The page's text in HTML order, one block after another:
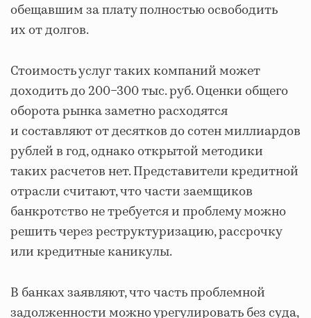
обещавшим за плату полностью освободить
их от долгов.
Стоимость услуг таких компаний может
доходить до 200−300 тыс. руб. Оценки общего
оборота рынка заметно расходятся
и составляют от десятков до сотен миллиардов
рублей в год, однако открытой методики
таких расчетов нет. Представители кредитной
отрасли считают, что части заемщиков
банкротство не требуется и проблему можно
решить через реструктуризацию, рассрочку
или кредитные каникулы.
В банках заявляют, что часть проблемной
задолженности можно урегулировать без суда,